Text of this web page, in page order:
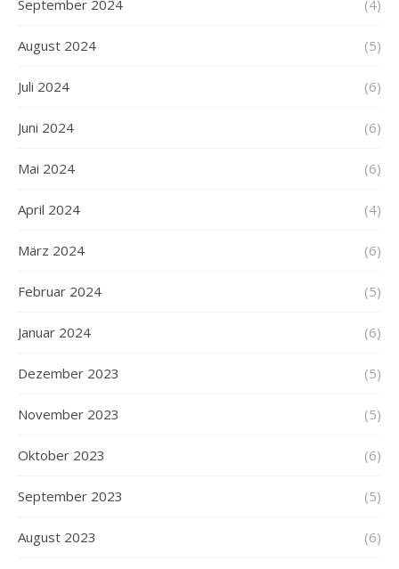
September 2024 (4)
August 2024 (5)
Juli 2024 (6)
Juni 2024 (6)
Mai 2024 (6)
April 2024 (4)
März 2024 (6)
Februar 2024 (5)
Januar 2024 (6)
Dezember 2023 (5)
November 2023 (5)
Oktober 2023 (6)
September 2023 (5)
August 2023 (6)